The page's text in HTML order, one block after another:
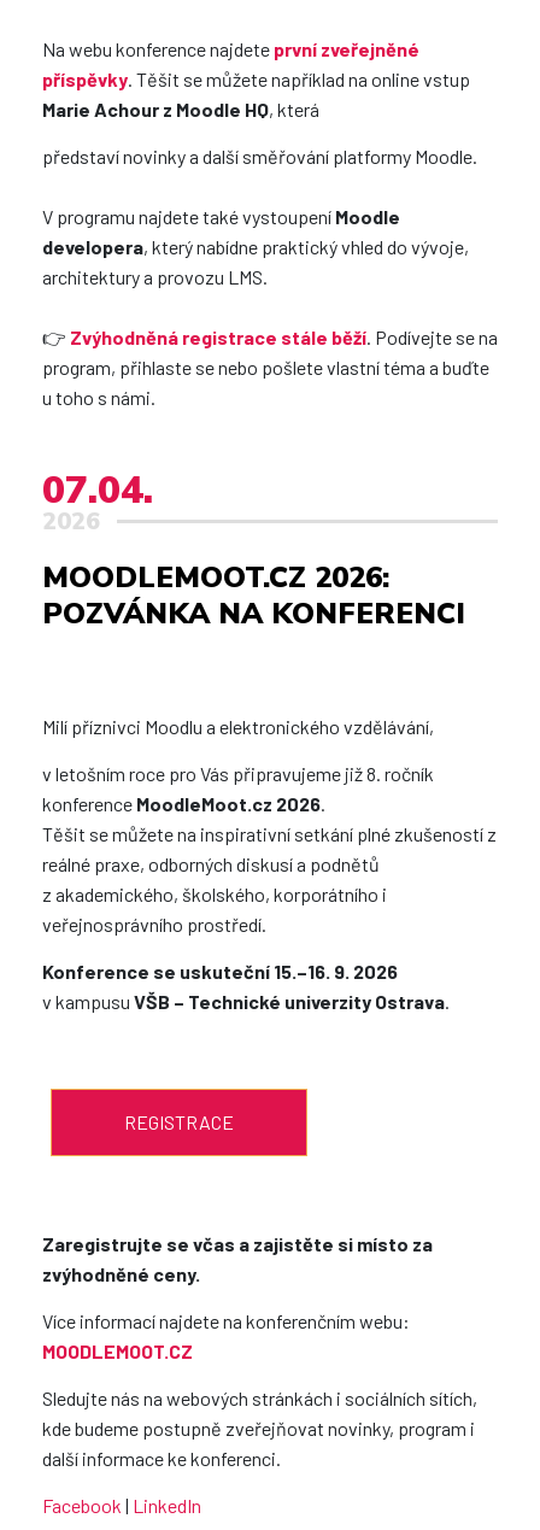
Na webu konference najdete první zveřejněné
příspěvky . Těšit se můžete například na online vstup
Marie Achour z Moodle HQ, která
představí novinky a další směřování platformy Moodle.
V programu najdete také vystoupení Moodle
developera, který nabídne praktický vhled do vývoje,
architektury a provozu LMS.
👉 Zvýhodněná registrace stále běží . Podívejte se na
program, přihlaste se nebo pošlete vlastní téma a buďte
u toho s námi.
07.04.
2026
MOODLEMOOT.CZ 2026:
POZVÁNKA NA KONFERENCI
Milí příznivci Moodlu a elektronického vzdělávání,
v letošním roce pro Vás připravujeme již 8. ročník
konference MoodleMoot.cz 2026
Těšit se můžete na inspirativní setkání plné zkušeností z
reálné praxe, odborných diskusí a podnětů
z akademického, školského, korporátního i
veřejnosprávního prostředí.
Konference se uskuteční 15.–16. 9. 2026
v kampusu VŠB – Technické univerzity Ostrava
REGISTRACE
Zaregistrujte se včas a zajistěte si místo za
zvýhodněné ceny.
Více informací najdete na konferenčním webu:
MOODLEMOOT.CZ
Sledujte nás na webových stránkách i sociálních sítích,
kde budeme postupně zveřejňovat novinky, program i
další informace ke konferenci.
Facebook | LinkedIn